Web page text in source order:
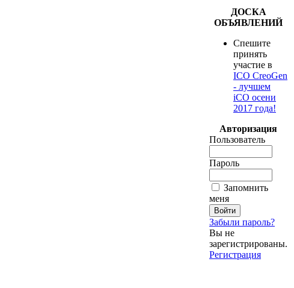
ДОСКА
ОБЪЯВЛЕНИЙ
Спешите
принять
участие в
ICO CreoGen
- лучшем
iCO осени
2017 года!
Авторизация
Пользователь
Пароль
Запомнить
меня
Забыли пароль?
Вы не
зарегистрированы.
Регистрация